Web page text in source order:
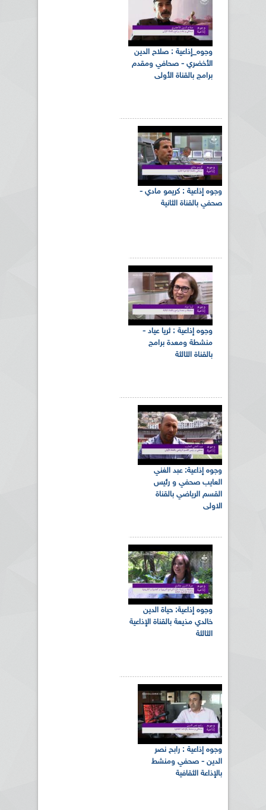
وجوه_إذاعية : صلاح الدين
الأخضري - صحافي ومقدم
برامج بالقناة الأولى
وجوه إذاعية : كريمو مادي -
صحفي بالقناة الثانية
وجوه إذاعية : ثريا عياد -
منشطة ومعدة برامج
بالقناة الثالثة
وجوه إذاعية: عبد الغني
العايب صحفي و رئيس
القسم الرياضي بالقناة
الاولى
وجوه إذاعية: حياة الدين
خالدي مذيعة بالقناة الإذاعية
الثالثة
وجوه إذاعية : رابح نصر
الدين - صحفي ومنشط
بالإذاعة الثقافية